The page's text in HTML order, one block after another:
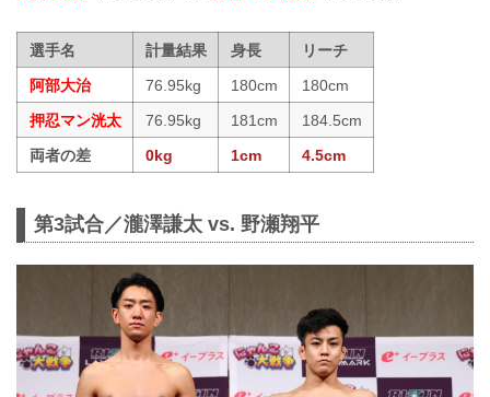
選手名 計量結果 身長
リーチ
阿部大治
76.95kg 180cm
180cm
押忍マン洸太
76.95kg 181cm
184.5cm
両者の差
0kg 1cm 4.5cm
第3試合／瀧澤謙太 vs. 野瀬翔平